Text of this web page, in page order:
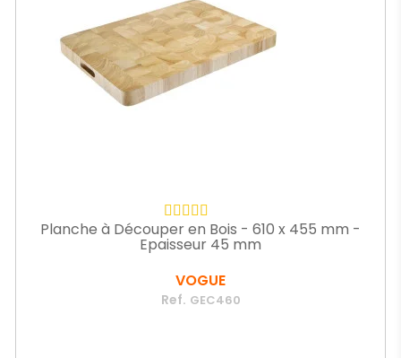
Planche à Découper en Bois - 610 x 455 mm -
Epaisseur 45 mm
VOGUE
Ref. GEC460